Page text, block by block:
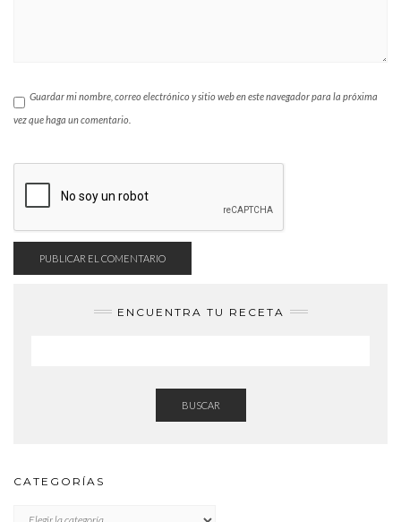
Guardar mi nombre, correo electrónico y sitio web en este navegador para la próxima
vez que haga un comentario.
ENCUENTRA TU RECETA
BUSCAR
CATEGORÍAS